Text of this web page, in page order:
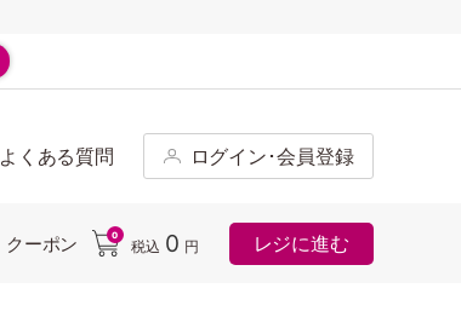
よくある質問 ログイン･会員登録
クーポン 0
税込 0 円 レジに進む